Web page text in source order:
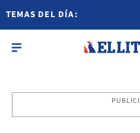
TEMAS DEL DÍA: